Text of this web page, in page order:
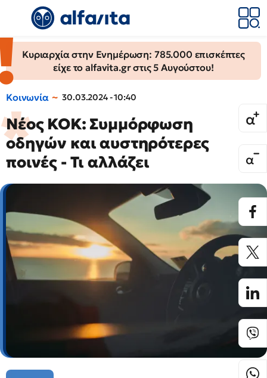
Κυριαρχία στην Ενημέρωση: 785.000 επισκέπτες
είχε το alfavita.gr στις 5 Αυγούστου!
Κοινωνία 30.03.2024 - 10:40
Νέος ΚΟΚ: Συμμόρφωση
οδηγών και αυστηρότερες
ποινές - Τι αλλάζει